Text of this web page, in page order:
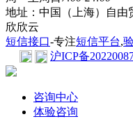
地址：中国（上海）自由
欣欣云
短信接口-专注短信平台,
沪ICP备
咨询中心
体验咨询